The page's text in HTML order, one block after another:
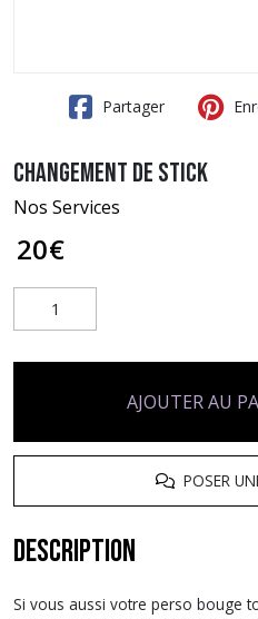
Partager
Changement de stick
Nos Services
20€
AJOUTER AU
POSER
Description
Si vous aussi votre perso bouge